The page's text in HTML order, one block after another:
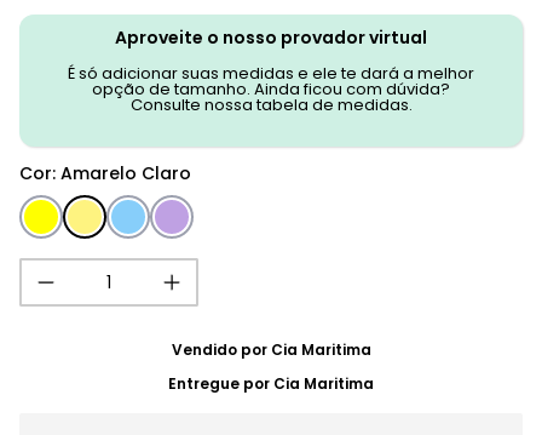
Aproveite o nosso provador virtual
É só adicionar suas medidas e ele te dará a melhor
opção de tamanho. Ainda ficou com dúvida?
Consulte nossa tabela de medidas.
Cor: Amarelo Claro
Vendido por Cia Maritima
Entregue por Cia Maritima